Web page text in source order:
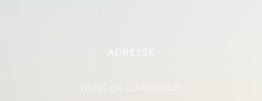
ADRESSE
Hotel de Lindeboom